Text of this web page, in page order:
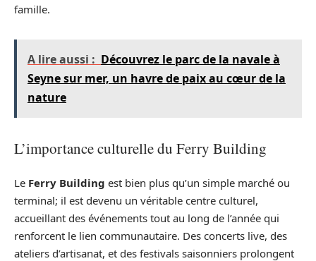
famille.
A lire aussi : Découvrez le parc de la navale à
Seyne sur mer, un havre de paix au cœur de la
nature
L’importance culturelle du Ferry Building
Le Ferry Building est bien plus qu’un simple marché ou
terminal; il est devenu un véritable centre culturel,
accueillant des événements tout au long de l’année qui
renforcent le lien communautaire. Des concerts live, des
ateliers d’artisanat, et des festivals saisonniers prolongent